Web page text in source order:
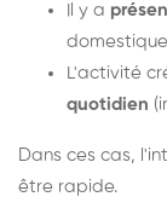
Il y a
L'activité
quotidien
Dans ces cas,
être rapide.